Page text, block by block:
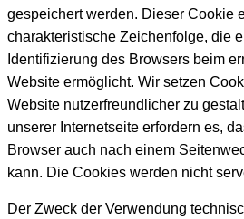
gespeichert werden. Dieser Cookie
charakteristische Zeichenfolge, die
Identifizierung des Browsers beim
Website ermöglicht. Wir setzen
Website nutzerfreundlicher zu
unserer Internetseite erfordern es,
Browser auch nach einem
kann. Die Cookies werden nicht
Der Zweck der Verwendung